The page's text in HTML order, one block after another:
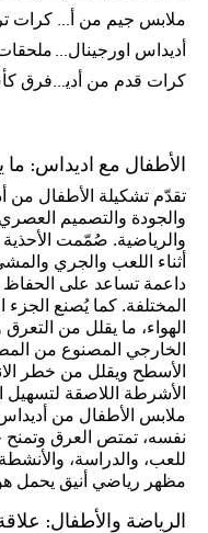
ملابس جيم من أديداس
أديداس اورجينال نسائي
كرات قدم من أديداس
الأطفال مع اديداس:
تقدّم تشكيلة الأطفال من
والجودة والتصميم
والرياضية. صُمّمت
أثناء اللعب والجري
داعمة تساعد على
المختلفة. كما يُصنع
الهواء، ما يقلل من
الخارجي المصنوع من
الأسطح ويقلل من خطر
الأشرطة اللاصقة لتسهيل
ملابس الأطفال من
نفسه، تمتص العرق وتمنح
للعب، والدراسة،
مظهر رياضي أنيق يحمل
الرياضة والأطفال: